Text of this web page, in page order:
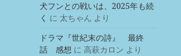
犬フンとの戦いは、2025年も続
く に 太ちゃん より
ドラマ『世紀末の詩』 最終
話 感想 に高萩カロン より